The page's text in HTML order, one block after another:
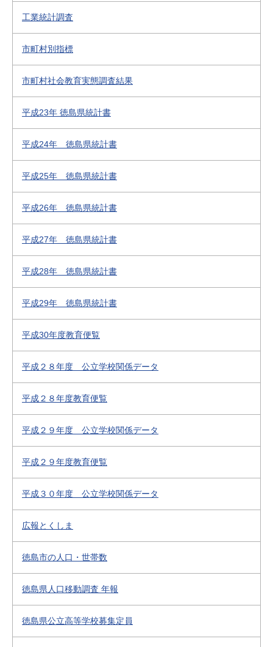
工業統計調査
市町村別指標
市町村社会教育実態調査結果
平成23年 徳島県統計書
平成24年 徳島県統計書
平成25年 徳島県統計書
平成26年 徳島県統計書
平成27年 徳島県統計書
平成28年 徳島県統計書
平成29年 徳島県統計書
平成30年度教育便覧
平成２８年度 公立学校関係データ
平成２８年度教育便覧
平成２９年度 公立学校関係データ
平成２９年度教育便覧
平成３０年度 公立学校関係データ
広報とくしま
徳島市の人口・世帯数
徳島県人口移動調査 年報
徳島県公立高等学校募集定員